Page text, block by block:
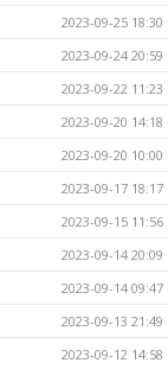
2023-09-25 18:30
2023-09-24 20:59
2023-09-22 11:23
2023-09-20 14:18
2023-09-20 10:00
2023-09-17 18:17
2023-09-15 11:56
2023-09-14 20:09
2023-09-14 09:47
2023-09-13 21:49
2023-09-12 14:58